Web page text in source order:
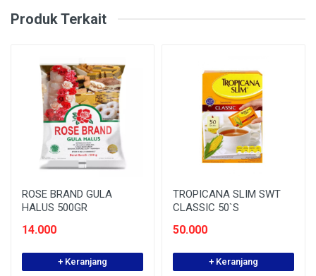
Produk Terkait
ROSE BRAND GULA
HALUS 500GR
14.000
+ Keranjang
TROPICANA SLIM SWT
CLASSIC 50`S
50.000
+ Keranjang